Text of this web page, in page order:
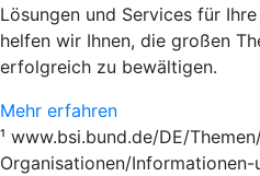
Lösungen und Services für
helfen wir Ihnen, die großen
erfolgreich zu bewältigen.
Mehr erfahren
¹ www.bsi.bund.de/DE/
Organisationen/Informationen-